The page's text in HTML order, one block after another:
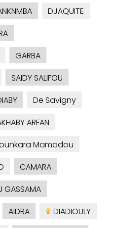
DJAQUITE
GARBA
SAIDY SALIFOU
De Savigny
ARFAN
Mamadou
CAMARA
GASSAMA
AIDRA
DIADIOULY